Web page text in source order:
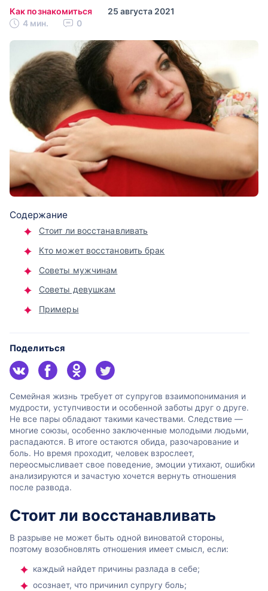
Как познакомиться
25 августа 2021
4 мин.
0
Содержание
Стоит ли восстанавливать
Кто может восстановить брак
Советы мужчинам
Советы девушкам
Примеры
Поделиться
Семейная жизнь требует от супругов взаимопонимания и
мудрости, уступчивости и особенной заботы друг о друге.
Не все пары обладают такими качествами. Следствие —
многие союзы, особенно заключенные молодыми людьми,
распадаются. В итоге остаются обида, разочарование и
боль. Но время проходит, человек взрослеет,
переосмысливает свое поведение, эмоции утихают, ошибки
анализируются и зачастую хочется вернуть отношения
после развода.
Стоит ли восстанавливать
В разрыве не может быть одной виноватой стороны,
поэтому возобновлять отношения имеет смысл, если:
каждый найдет причины разлада в себе;
осознает, что причинил супругу боль;